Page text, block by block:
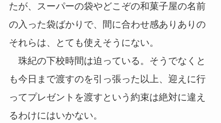
たが、スーパーの袋やどこぞの和菓子屋の名前
の入った袋ばかりで、間に合わせ感ありありの
それらは、とても使えそうにない。
珠紀の下校時間は迫っている。そうでなくと
も今日まで渡すのを引っ張った以上、迎えに行
ってプレゼントを渡すという約束は絶対に違え
るわけにはいかない。